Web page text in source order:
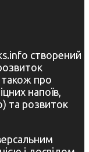
створений
також про
напоїв,
та розвиток